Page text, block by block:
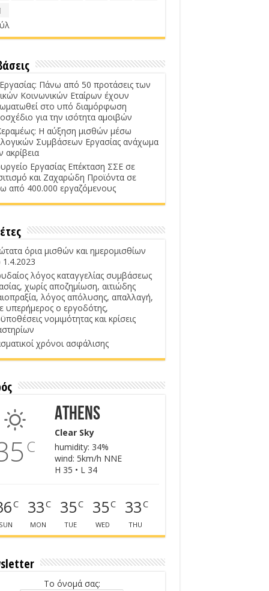
Πάνω από 50 προτάσεις των
Κοινωνικών Εταίρων έχουν
στο υπό διαμόρφωση
για την ισότητα αμοιβών
Η αύξηση μισθών μέσω
Συμβάσεων Εργασίας ανάχωμα
ακρίβεια
Εργασίας Επέκταση ΣΣΕ σε
και Ζαχαρώδη Προϊόντα σε
από 400.000 εργαζόμενους
όρια μισθών και ημερομισθίων
λόγος καταγγελίας συμβάσεως
χωρίς αποζημίωση, αιτιώδης
λόγος απόλυσης, απαλλαγή,
υπερήμερος ο εργοδότης,
νομιμότητας και κρίσεις
χρόνοι ασφάλισης
C
Athens
Clear Sky
humidity: 34%
wind: 5km/h NNE
H 35 • L 34
C
SUN
33C
MON
35C
TUE
35C
WED
33C
THU
Το όνομά σας: